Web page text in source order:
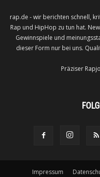
rap.de - wir berichten schnell,
Rap und HipHop zu tun hat.
Gewinnspiele und
dieser Form nur bei uns.
Präziser
Impressum